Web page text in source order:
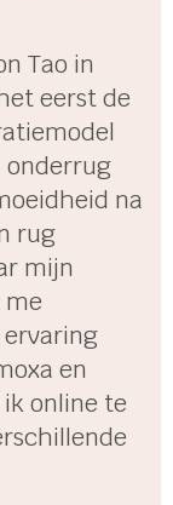
Tao in
eerst de
onderrug
na
rug
mijn
me
ervaring
en
online te